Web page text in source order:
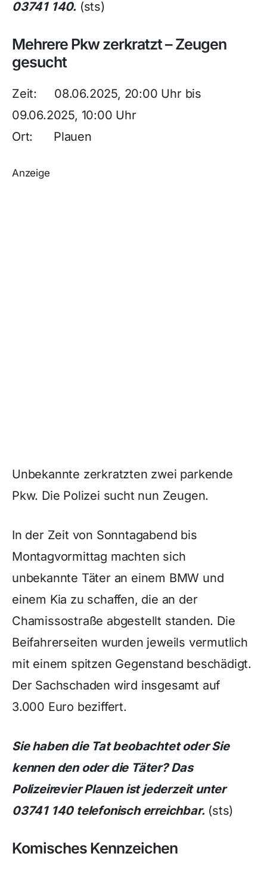
03741 140. (sts)
Mehrere Pkw zerkratzt – Zeugen
gesucht
Zeit: 08.06.2025, 20:00 Uhr bis
09.06.2025, 10:00 Uhr
Ort: Plauen
Anzeige
Unbekannte zerkratzten zwei parkende
Pkw. Die Polizei sucht nun Zeugen.
In der Zeit von Sonntagabend bis
Montagvormittag machten sich
unbekannte Täter an einem BMW und
einem Kia zu schaffen, die an der
Chamissostraße abgestellt standen. Die
Beifahrerseiten wurden jeweils vermutlich
mit einem spitzen Gegenstand beschädigt.
Der Sachschaden wird insgesamt auf
3.000 Euro beziffert.
Sie haben die Tat beobachtet oder Sie
kennen den oder die Täter? Das
Polizeirevier Plauen ist jederzeit unter
03741 140 telefonisch erreichbar. (sts)
Komisches Kennzeichen